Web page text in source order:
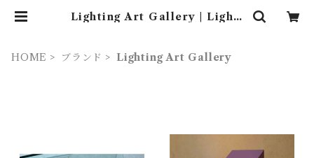
Lighting Art Gallery | Lighti
HOME
ブランド Lighting Art Gallery